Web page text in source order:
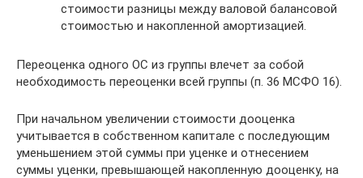
стоимости разницы между валовой балансовой
стоимостью и накопленной амортизацией.
Переоценка одного ОС из группы влечет за собой
необходимость переоценки всей группы (п. 36 МСФО 16).
При начальном увеличении стоимости дооценка
учитывается в собственном капитале с последующим
уменьшением этой суммы при уценке и отнесением
суммы уценки, превышающей накопленную дооценку, на